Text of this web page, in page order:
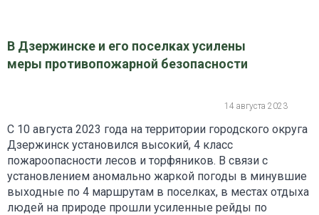
В Дзержинске и его поселках усилены
меры противопожарной безопасности
14 августа 2023
С 10 августа 2023 года на территории городского округа
Дзержинск установился высокий, 4 класс
пожароопасности лесов и торфяников. В связи с
установлением аномально жаркой погоды в минувшие
выходные по 4 маршрутам в поселках, в местах отдыха
людей на природе прошли усиленные рейды по